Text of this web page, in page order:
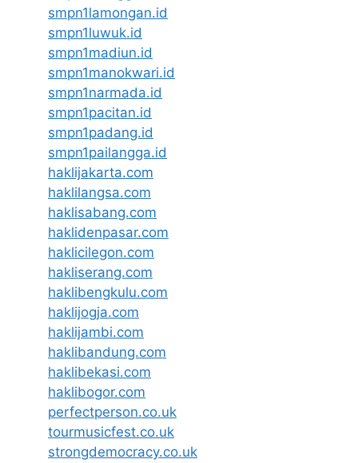
smpn1lamongan.id
smpn1luwuk.id
smpn1madiun.id
smpn1manokwari.id
smpn1narmada.id
smpn1pacitan.id
smpn1padang.id
smpn1pailangga.id
haklijakarta.com
haklilangsa.com
haklisabang.com
haklidenpasar.com
haklicilegon.com
hakliserang.com
haklibengkulu.com
haklijogja.com
haklijambi.com
haklibandung.com
haklibekasi.com
haklibogor.com
perfectperson.co.uk
tourmusicfest.co.uk
strongdemocracy.co.uk